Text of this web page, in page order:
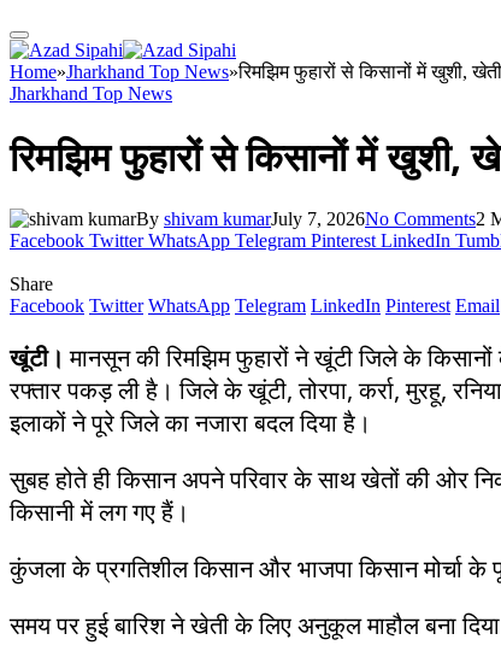
Home»Jharkhand Top News»रिमझिम फुहारों से किसानों में खुशी,
Jharkhand Top News
रिमझिम फुहारों से किसानों में खुशी,
By shivam kumarJuly 7, 2026No Comments2
Facebook Twitter WhatsApp Telegram Pinterest LinkedIn
Share
Facebook Twitter WhatsApp Telegram LinkedIn Pinterest Email
खूंटी। मानसून की रिमझिम फुहारों ने खूंटी जिले के
रफ्तार पकड़ ली है। जिले के खूंटी, तोरपा, कर्रा, मुरहू,
इलाकों ने पूरे जिले का नजारा बदल दिया है।
सुबह होते ही किसान अपने परिवार के साथ खेतों की ओर
किसानी में लग गए हैं।
कुंजला के प्रगतिशील किसान और भाजपा किसान मोर्चा के
समय पर हुई बारिश ने खेती के लिए अनुकूल माहौल बना